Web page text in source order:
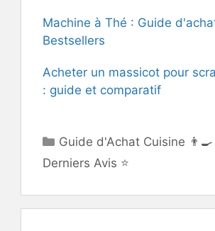
Machine à Thé : Guide
Bestsellers
Acheter un massicot pour
: guide et comparatif
Catégories
Guide d'Achat Cuisine
Derniers Avis ⭐